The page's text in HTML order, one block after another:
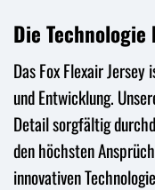
Die
Das Fox Flexair
und Entwicklung.
Detail sorgfältig
den höchsten
innovativen